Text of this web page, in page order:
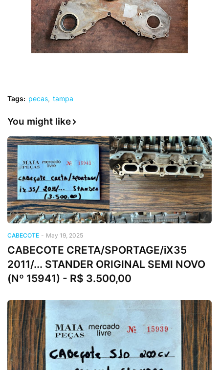
Tags: pecas tampa
You might like
CABECOTE - May 19, 2025
CABECOTE CRETA/SPORTAGE/iX35
2011/... STANDER ORIGINAL SEMI NOVO
(Nº 15941) - R$ 3.500,00